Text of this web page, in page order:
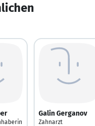
Galin Gerganov
Zahnarzt